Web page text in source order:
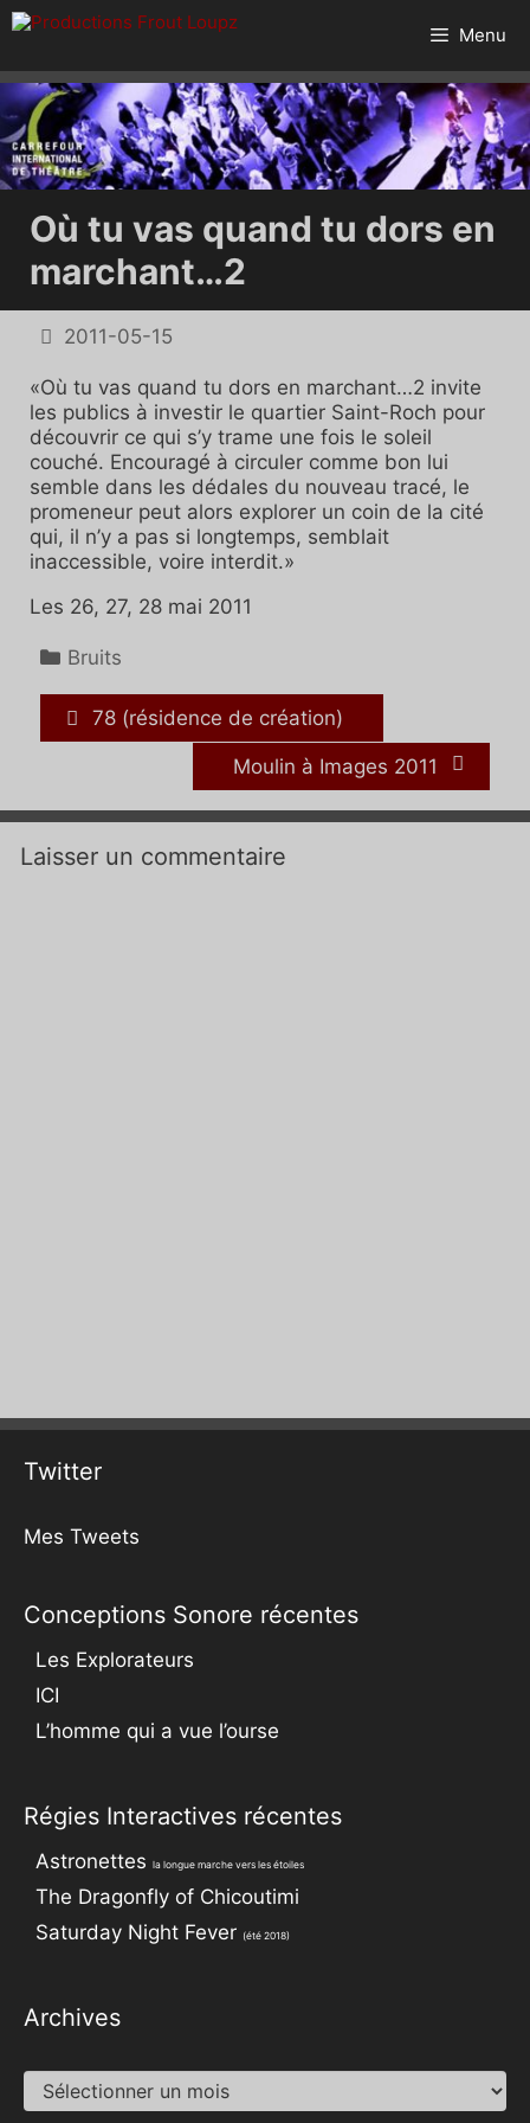
Aller
au
Menu
Où tu vas quand tu dors en
marchant…2
2011-05-15
«Où tu vas quand tu dors en marchant…2 invite
les publics à investir le quartier Saint-Roch pour
découvrir ce qui s’y trame une fois le soleil
couché. Encouragé à circuler comme bon lui
semble dans les dédales du nouveau tracé, le
promeneur peut alors explorer un coin de la cité
qui, il n’y a pas si longtemps, semblait
inaccessible, voire interdit.»
Les 26, 27, 28 mai 2011
Catégories
Bruits
78 (résidence de création)
Moulin à Images 2011
Laisser un commentaire
Twitter
Mes Tweets
Conceptions Sonore récentes
Les Explorateurs
ICI
L’homme qui a vue l’ourse
Régies Interactives récentes
Astronettes la longue marche vers les étoiles
The Dragonfly of Chicoutimi
Saturday Night Fever (été 2018)
Archives
Archives